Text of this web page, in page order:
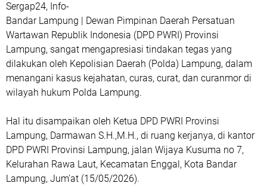
Sergap24, Info-
Bandar Lampung | Dewan Pimpinan Daerah Persatuan
Wartawan Republik Indonesia (DPD PWRI) Provinsi
Lampung, sangat mengapresiasi tindakan tegas yang
dilakukan oleh Kepolisian Daerah (Polda) Lampung, dalam
menangani kasus kejahatan, curas, curat, dan curanmor di
wilayah hukum Polda Lampung.
Hal itu disampaikan oleh Ketua DPD PWRI Provinsi
Lampung, Darmawan S.H.,M.H., di ruang kerjanya, di kantor
DPD PWRI Provinsi Lampung, jalan Wijaya Kusuma no 7,
Kelurahan Rawa Laut, Kecamatan Enggal, Kota Bandar
Lampung, Jum'at (15/05/2026).